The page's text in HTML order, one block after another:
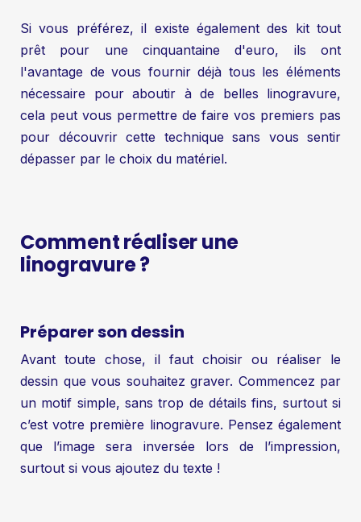
Si vous préférez, il existe également des kit tout
prêt pour une cinquantaine d'euro, ils ont
l'avantage de vous fournir déjà tous les éléments
nécessaire pour aboutir à de belles linogravure,
cela peut vous permettre de faire vos premiers pas
pour découvrir cette technique sans vous sentir
dépasser par le choix du matériel.
Comment réaliser une
linogravure ?
Préparer son dessin
Avant toute chose, il faut choisir ou réaliser le
dessin que vous souhaitez graver. Commencez par
un motif simple, sans trop de détails fins, surtout si
c’est votre première linogravure. Pensez également
que l’image sera inversée lors de l’impression,
surtout si vous ajoutez du texte !